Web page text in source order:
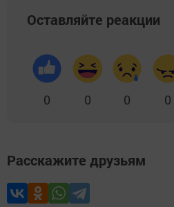
Оставляйте реакции
0 0 0 0
Расскажите друзьям